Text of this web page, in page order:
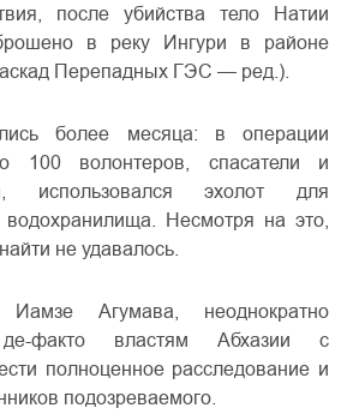
после убийства тело Натии
в реку Ингури в районе
Перепадных ГЭС — ред.).
более месяца: в операции
100 волонтеров, спасатели и
использовался эхолот для
Несмотря на это,
не удавалось.
Агумава, неоднократно
факто властям Абхазии с
полноценное расследование и
подозреваемого.